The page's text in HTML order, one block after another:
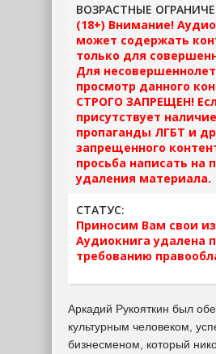
ВОЗРАСТНЫЕ
(18+) Внимание!
может содержать
только для
Для
просмотр данного
СТРОГО ЗАПРЕЩЕН!
присутствует наличие
пропаганды ЛГБТ и
запрещенного
просьба написать на
удаления материала.
СТАТУС:
Приносим Вам свои
Аудиокнига удалена
требованию
Аркадий Рукояткин был
культурным человеком,
бизнесменом, который